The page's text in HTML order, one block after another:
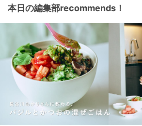
本日の編集部recommends！